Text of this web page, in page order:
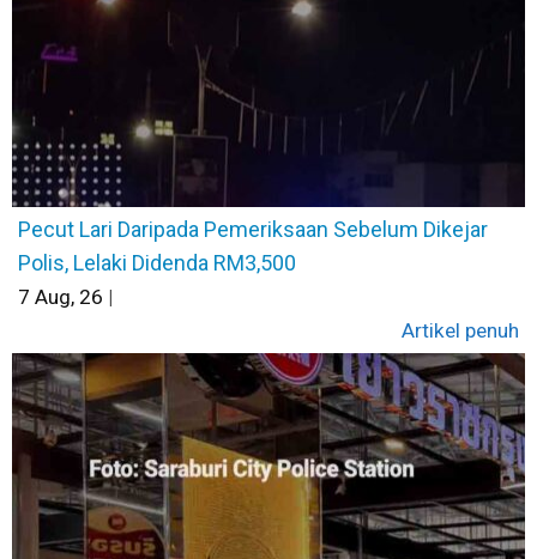
Pecut Lari Daripada Pemeriksaan Sebelum Dikejar
Polis, Lelaki Didenda RM3,500
7 Aug, 26 |
Artikel penuh